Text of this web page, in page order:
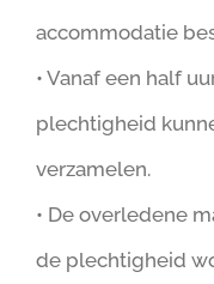
accommodatie
• Vanaf een half
plechtigheid
verzamelen.
• De overledene
de plechtigheid